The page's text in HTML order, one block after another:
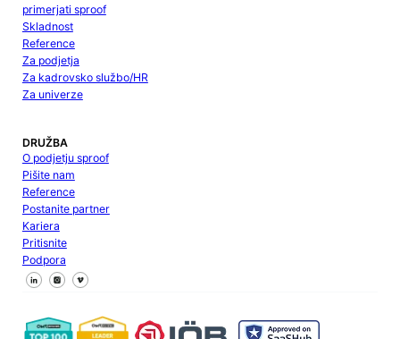
primerjati sproof
Skladnost
Reference
Za podjetja
Za kadrovsko službo/HR
Za univerze
DRUŽBA
O podjetju sproof
Pišite nam
Reference
Postanite partner
Kariera
Pritisnite
Podpora
Sledite nam na Facebooku
Sledite nam na X
Sledite nam na LinkedInu